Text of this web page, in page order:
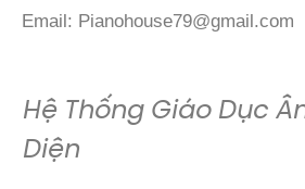
Email: Pianohouse79@gmail.com
Hệ Thống Giáo Dục
Diện